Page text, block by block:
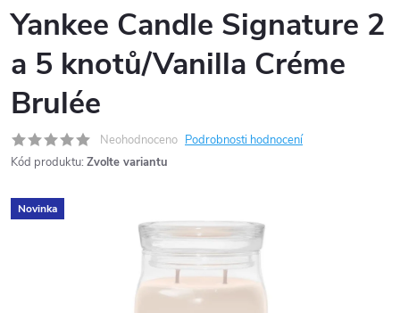
Yankee Candle Signature 2
a 5 knotů/Vanilla Créme
Brulée
Neohodnoceno Podrobnosti hodnocení
Kód produktu: Zvolte variantu
Novinka